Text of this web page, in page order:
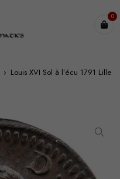
0
› Louis XVI Sol à l’écu 1791 Lille